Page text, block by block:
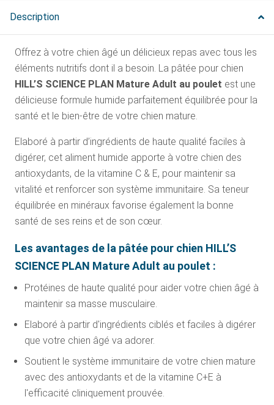
Description
Offrez à votre chien âgé un délicieux repas avec tous les
éléments nutritifs dont il a besoin. La pâtée pour chien
HILL’S SCIENCE PLAN Mature Adult au poulet est une
délicieuse formule humide parfaitement équilibrée pour la
santé et le bien-être de votre chien mature.
Elaboré à partir d’ingrédients de haute qualité faciles à
digérer, cet aliment humide apporte à votre chien des
antioxydants, de la vitamine C & E, pour maintenir sa
vitalité et renforcer son système immunitaire. Sa teneur
équilibrée en minéraux favorise également la bonne
santé de ses reins et de son cœur.
Les avantages de la pâtée pour chien HILL’S
SCIENCE PLAN Mature Adult au poulet :
Protéines de haute qualité pour aider votre chien âgé à
maintenir sa masse musculaire.
Elaboré à partir d'ingrédients ciblés et faciles à digérer
que votre chien âgé va adorer.
Soutient le système immunitaire de votre chien mature
avec des antioxydants et de la vitamine C+E à
l'efficacité cliniquement prouvée.